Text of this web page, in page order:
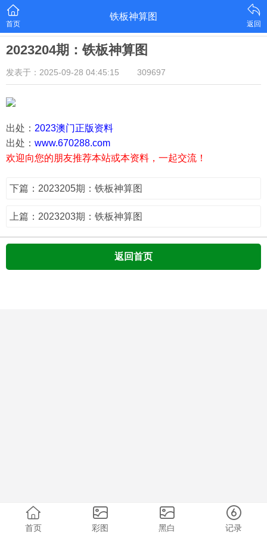
首页
铁板神算图
返回
2023204期：铁板神算图
发表于：2025-09-28 04:45:15 309697
出处： 2023澳门正版资料
出处： www.670288.com
欢迎向您的朋友推荐本站或本资料，一起交流！
下篇：2023205期：铁板神算图
上篇：2023203期：铁板神算图
返回首页
首页 彩图 黑白 记录